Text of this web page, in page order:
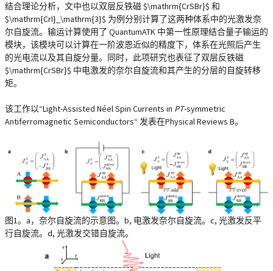
结合理论分析，文中也以双层反铁磁 $\mathrm{CrSBr}$ 和
$\mathrm{CrI}_\mathrm{3}$ 为例分别计算了这两种体系中的光激发奈
尔自旋流。输运计算使用了 QuantumATK 中第一性原理结合量子输运的
模块，该模块可以计算在一阶波恩近似的精度下，体系在光照后产生
的光电流以及其自旋分量。同时，此项研究也表征了双层反铁磁
$\mathrm{CrSBr}$ 中电激发的奈尔自旋流和其产生的分层的自旋转移
矩。
该工作以“Light-Assisted Néel Spin Currents in PT-symmetric
Antiferromagnetic Semiconductors“ 发表在Physical Reviews B。
图1。 a，奈尔自旋流的示意图。 b, 电激发奈尔自旋流。 c, 光激发反平
行自旋流。 d, 光激发交错自旋流。